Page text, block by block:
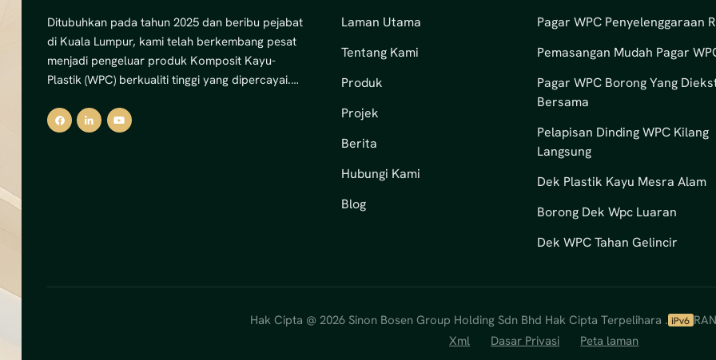
Ditubuhkan pada tahun 2025 dan beribu pejabat
di Kuala Lumpur, kami telah berkembang pesat
menjadi pengeluar produk Komposit Kayu-
Plastik (WPC) berkualiti tinggi yang dipercayai.
dan kemampanan, kami pakar dalam
menghasilkan penyelesaian dek WPC luaran,
antarabangsa dengan bekalan yang boleh
kami, kami menggabungkan keindahan semula
Laman Utama
Tentang Kami
Produk
Projek
Berita
Hubungi Kami
Blog
Pagar WPC Penyelenggaraan
Pemasangan Mudah Pagar
Pagar WPC Borong Yang
Bersama
Pelapisan Dinding WPC Kilang
Langsung
Dek Plastik Kayu Mesra Alam
Borong Dek Wpc Luaran
Dek WPC Tahan Gelincir
Hak Cipta @ 2026 Sinon Bosen Group Holding Sdn Bhd Hak Cipta Terpelihara .
Xml
Dasar Privasi Peta laman